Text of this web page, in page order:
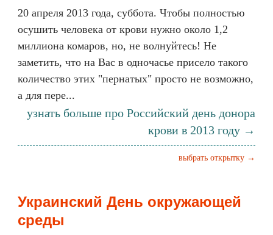
20 апреля 2013 года, суббота. Чтобы полностью
осушить человека от крови нужно около 1,2
миллиона комаров, но, не волнуйтесь! Не
заметить, что на Вас в одночасье присело такого
количество этих "пернатых" просто не возможно,
а для пере...
узнать больше про Российский день донора
крови в 2013 году →
выбрать открытку →
Украинский День окружающей
среды